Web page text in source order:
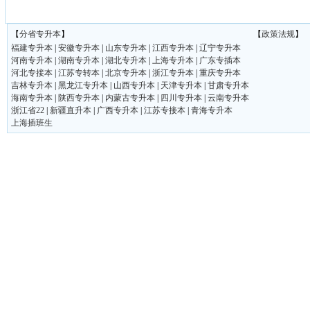
【分省专升本】
福建专升本 安徽专升本 山东专升本 江西专升本 辽宁专升本
河南专升本 湖南专升本 湖北专升本 上海专升本
广东专插本
河北专接本 江苏专转本 北京专升本 浙江专升本 重庆专升本
吉林专升本 黑龙江专升本 山西专升本 天津专升本 甘肃专升本
海南专升本
陕西专升本 内蒙古专升本 四川专升本 云南专升本
浙江省22 新疆直升本 广西专升本 江苏专接本 青海专升本
上海插班生
【政策法规】